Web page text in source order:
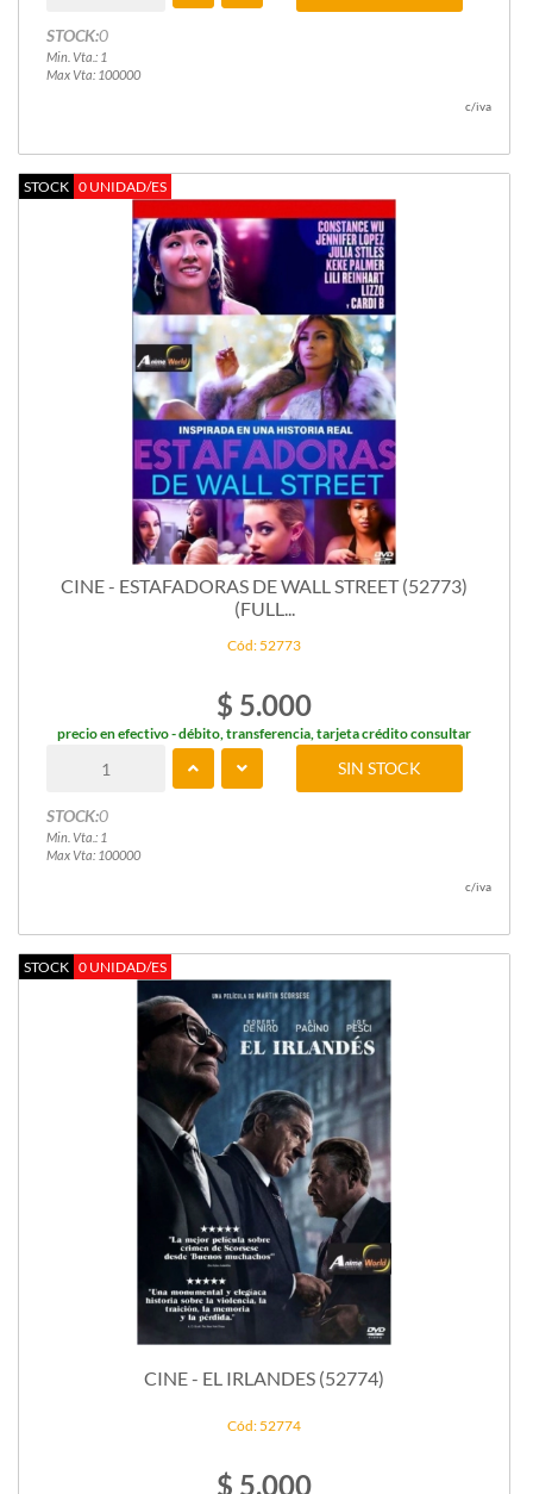
STOCK:0
Min. Vta.: 1
Max Vta: 100000
c/iva
STOCK 0 UNIDAD/ES
CINE - ESTAFADORAS DE WALL STREET (52773)
(FULL...
Cód: 52773
$ 5.000
precio en efectivo - débito, transferencia, tarjeta crédito consultar
STOCK:0
Min. Vta.: 1
Max Vta: 100000
SIN STOCK
c/iva
STOCK 0 UNIDAD/ES
CINE - EL IRLANDES (52774)
Cód: 52774
$ 5.000